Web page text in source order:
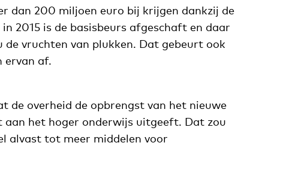
dan 200 miljoen euro bij krijgen dankzij de
2015 is de basisbeurs afgeschaft en daar
de vruchten van plukken. Dat gebeurt ook
ervan af.
de overheid de opbrengst van het nieuwe
aan het hoger onderwijs uitgeeft. Dat zou
alvast tot meer middelen voor